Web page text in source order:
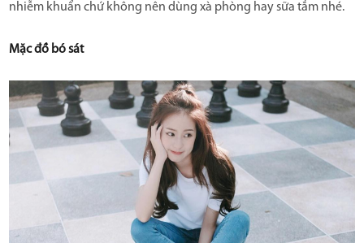
nhiễm khuẩn chứ không nên dùng xà phòng hay sữa tắm nhé.
Mặc đồ bó sát